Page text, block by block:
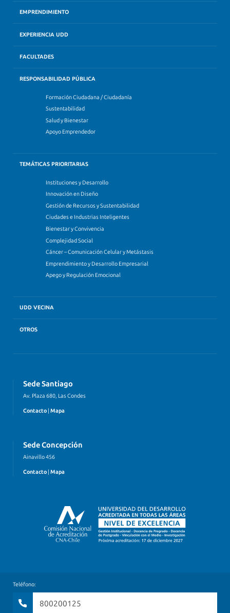
EMPRENDIMIENTO
EXPERIENCIA UDD
FACULTADES
RESPONSABILIDAD PÚBLICA
Formación Ciudadana / Ciudadanía
Sustentabilidad
Salud y Bienestar
Apoyo Emprendedor
TEMÁTICAS PRIORITARIAS
Instituciones y Desarrollo
Innovación en Diseño
Gestión de Recursos y Sustentabilidad
Ciudades e Industrias Inteligentes
Bienestar y Convivencia
Complejidad Social
Cáncer – Comunicación Celular y Metástasis
Emprendimiento y Desarrollo Empresarial
Apego y Regulación Emocional
UDD VECINA
OTROS
Sede Santiago
Av. Plaza 680, Las Condes
Contacto Mapa
Sede Concepción
Ainavillo 456
Contacto | Mapa
Teléfono:
800200125